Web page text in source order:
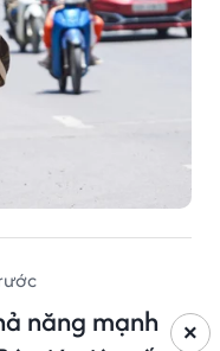
năng mạnh
×